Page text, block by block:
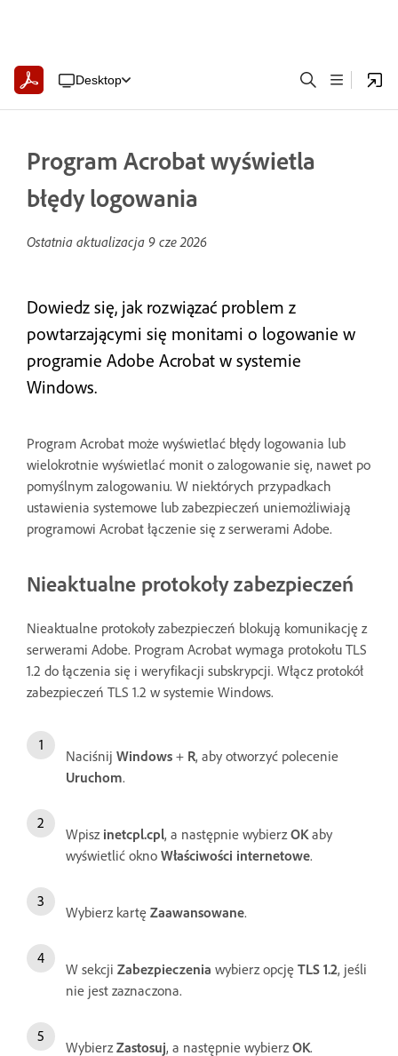
Desktop
Program Acrobat wyświetla
błędy logowania
Ostatnia aktualizacja 9 cze 2026
Dowiedz się, jak rozwiązać problem z
powtarzającymi się monitami o logowanie w
programie Adobe Acrobat w systemie
Windows.
Program Acrobat może wyświetlać błędy logowania lub
wielokrotnie wyświetlać monit o zalogowanie się, nawet po
pomyślnym zalogowaniu. W niektórych przypadkach
ustawienia systemowe lub zabezpieczeń uniemożliwiają
programowi Acrobat łączenie się z serwerami Adobe.
Nieaktualne protokoły zabezpieczeń
Nieaktualne protokoły zabezpieczeń blokują komunikację z
serwerami Adobe. Program Acrobat wymaga protokołu TLS
1.2 do łączenia się i weryfikacji subskrypcji. Włącz protokół
zabezpieczeń TLS 1.2 w systemie Windows.
Naciśnij Windows + R, aby otworzyć polecenie
Uruchom.
Wpisz inetcpl.cpl, a następnie wybierz OK aby
wyświetlić okno Właściwości internetowe.
Wybierz kartę Zaawansowane.
W sekcji Zabezpieczenia wybierz opcję TLS 1.2, jeśli
nie jest zaznaczona.
Wybierz Zastosuj, a następnie wybierz OK.